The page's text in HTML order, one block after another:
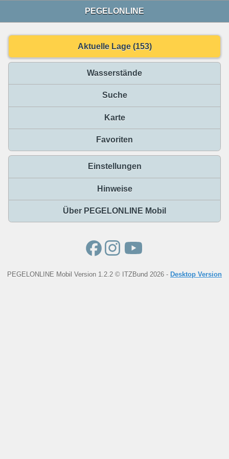
PEGELONLINE
Aktuelle Lage (153)
Wasserstände
Suche
Karte
Favoriten
Einstellungen
Hinweise
Über PEGELONLINE Mobil
PEGELONLINE Mobil Version 1.2.2 © ITZBund 2026 - Desktop Version